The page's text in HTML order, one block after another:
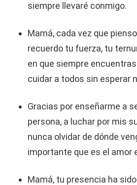
siempre llevaré conmigo.
Mamá, cada vez que
recuerdo tu fuerza, tu
en que siempre
cuidar a todos sin esperar
Gracias por enseñarme a
persona, a luchar por mis
nunca olvidar de dónde
importante que es el amor
Mamá, tu presencia ha